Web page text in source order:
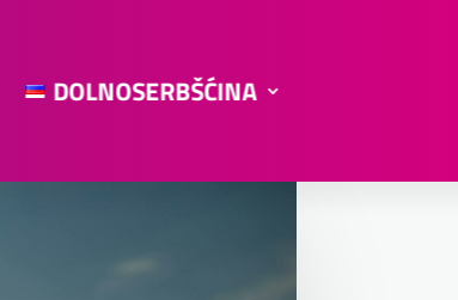
DOLNOSERBŠĆINA